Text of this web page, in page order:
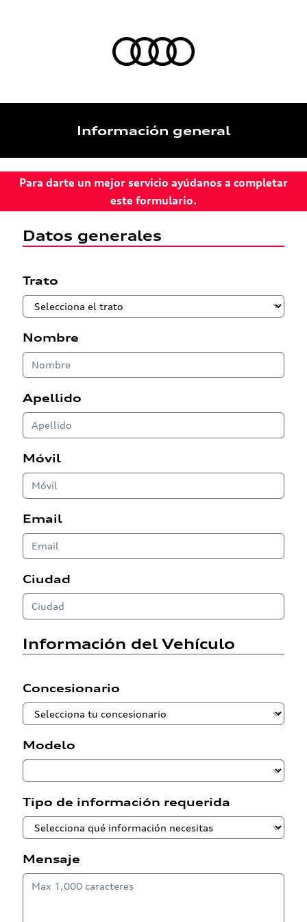
Información general
Para darte un mejor servicio ayúdanos a completar
este formulario.
Datos generales
Trato
Nombre
Apellido
Móvil
Email
Ciudad
Información del Vehículo
Concesionario
Modelo
Tipo de información requerida
Mensaje